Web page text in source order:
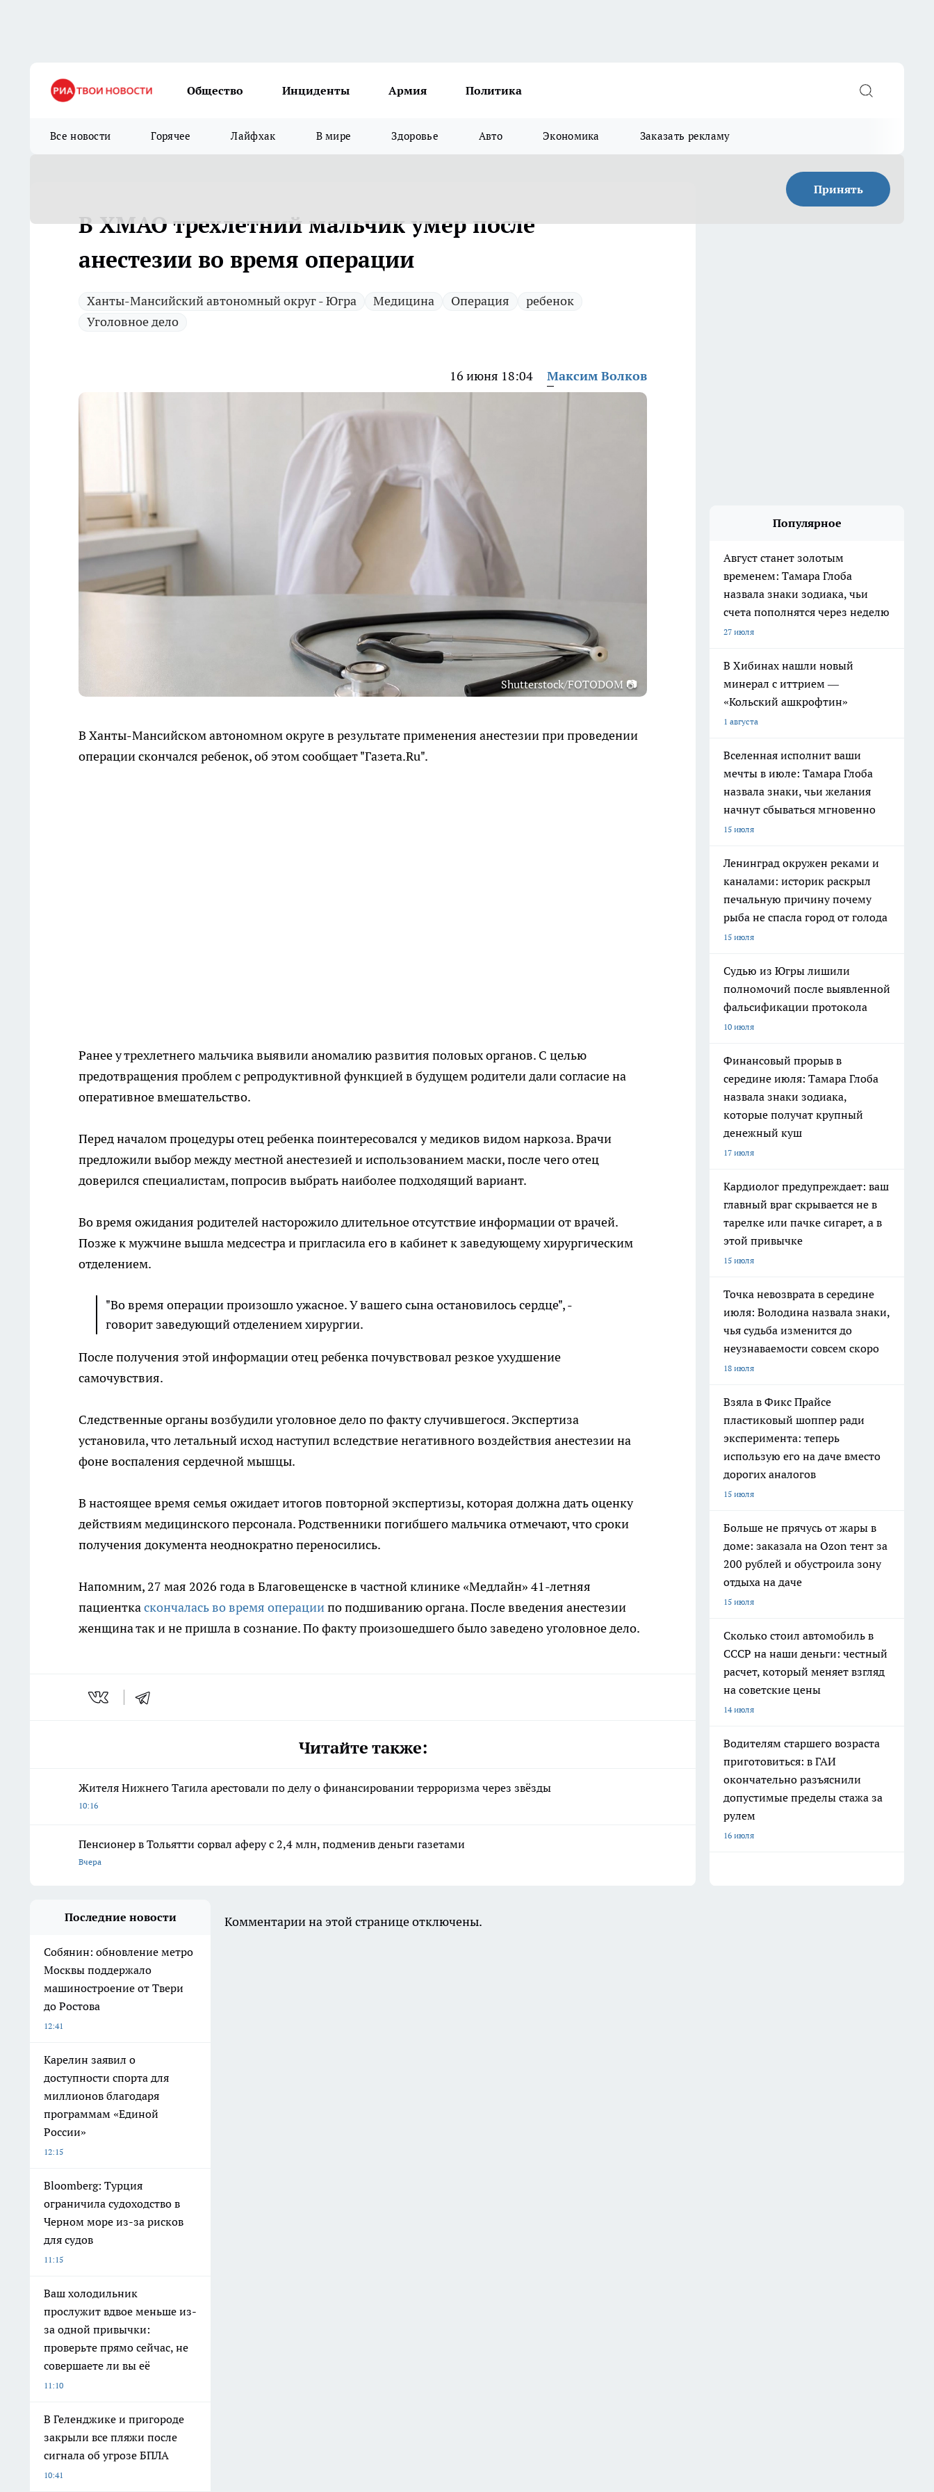
Общество Инциденты Армия Политика
Все новости Горячее Лайфхак В мире Здоровье Авто Экономика Заказать рекламу
Принять
В ХМАО трехлетний мальчик умер после
анестезии во время операции
Ханты-Мансийский автономный округ - Югра Медицина Операция
ребенок
Уголовное дело
16 июня 18:04 Максим Волков
Shutterstock/FOTODOM 📷
В Ханты-Мансийском автономном округе в результате применения анестезии при проведении
операции скончался ребенок, об этом сообщает "Газета.Ru".
Ранее у трехлетнего мальчика выявили аномалию развития половых органов. С целью
предотвращения проблем с репродуктивной функцией в будущем родители дали согласие на
оперативное вмешательство.
Перед началом процедуры отец ребенка поинтересовался у медиков видом наркоза. Врачи
предложили выбор между местной анестезией и использованием маски, после чего отец
доверился специалистам, попросив выбрать наиболее подходящий вариант.
Во время ожидания родителей насторожило длительное отсутствие информации от врачей.
Позже к мужчине вышла медсестра и пригласила его в кабинет к заведующему хирургическим
отделением.
"Во время операции произошло ужасное. У вашего сына остановилось сердце", -
говорит заведующий отделением хирургии.
После получения этой информации отец ребенка почувствовал резкое ухудшение
самочувствия.
Следственные органы возбудили уголовное дело по факту случившегося. Экспертиза
установила, что летальный исход наступил вследствие негативного воздействия анестезии на
фоне воспаления сердечной мышцы.
В настоящее время семья ожидает итогов повторной экспертизы, которая должна дать оценку
действиям медицинского персонала. Родственники погибшего мальчика отмечают, что сроки
получения документа неоднократно переносились.
Напомним, 27 мая 2026 года в Благовещенске в частной клинике «Медлайн» 41-летняя
пациенткаскончалась во время операциипо подшиванию органа. После введения анестезии
женщина так и не пришла в сознание. По факту произошедшего было заведено уголовное дело.
Читайте также:
Жителя Нижнего Тагила арестовали по делу о финансировании терроризма через звёзды
10:16
Пенсионер в Тольятти сорвал аферу с 2,4 млн, подменив деньги газетами
Вчера
Популярное
Август станет золотым
временем: Тамара Глоба
назвала знаки зодиака, чьи
счета пополнятся через неделю
27 июля
В Хибинах нашли новый
минерал с иттрием —
«Кольский ашкрофтин»
1 августа
Вселенная исполнит ваши
мечты в июле: Тамара Глоба
назвала знаки, чьи желания
начнут сбываться мгновенно
15 июля
Ленинград окружен реками и
каналами: историк раскрыл
печальную причину почему
рыба не спасла город от голода
15 июля
Судью из Югры лишили
полномочий после выявленной
фальсификации протокола
10 июля
Финансовый прорыв в
середине июля: Тамара Глоба
назвала знаки зодиака,
которые получат крупный
денежный куш
17 июля
Кардиолог предупреждает: ваш
главный враг скрывается не в
тарелке или пачке сигарет, а в
этой привычке
15 июля
Точка невозврата в середине
июля: Володина назвала знаки,
чья судьба изменится до
неузнаваемости совсем скоро
18 июля
Взяла в Фикс Прайсе
пластиковый шоппер ради
эксперимента: теперь
использую его на даче вместо
дорогих аналогов
15 июля
Больше не прячусь от жары в
доме: заказала на Ozon тент за
200 рублей и обустроила зону
отдыха на даче
15 июля
Сколько стоил автомобиль в
СССР на наши деньги: честный
расчет, который меняет взгляд
на советские цены
14 июля
Водителям старшего возраста
приготовиться: в ГАИ
окончательно разъяснили
допустимые пределы стажа за
рулем
16 июля
Последние новости
Собянин: обновление метро
Москвы поддержало
машиностроение от Твери
до Ростова
12:41
Карелин заявил о
доступности спорта для
миллионов благодаря
программам «Единой
России»
12:15
Bloomberg: Турция
ограничила судоходство в
Черном море из-за рисков
для судов
11:15
Ваш холодильник
прослужит вдвое меньше из-
за одной привычки:
проверьте прямо сейчас, не
совершаете ли вы её
11:10
В Геленджике и пригороде
закрыли все пляжи после
сигнала об угрозе БПЛА
10:41
Комментарии на этой странице отключены.